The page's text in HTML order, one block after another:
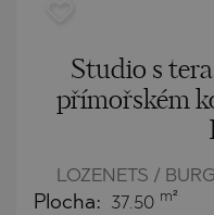
Studio s
přímořském
LOZENETS /
Plocha: 37.50 m²